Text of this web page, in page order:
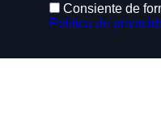
Consiente de
Política de